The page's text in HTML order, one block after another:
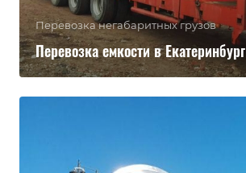
Перевозка негабаритных грузов
Перевозка емкости в Екатеринбург